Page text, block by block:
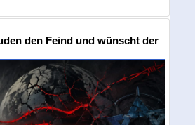
den Feind und wünscht der